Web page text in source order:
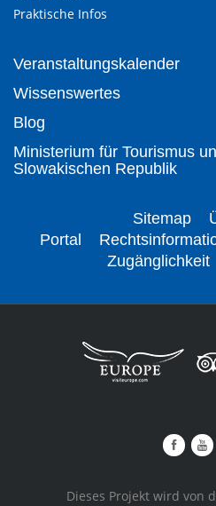
Praktische Infos
Veranstaltungskalender
Wissenswertes
Blog
Ministerium für Tourismus
Slowakischen Republik
Sitemap
Portal
Zugänglichkeit
Dieses Projekt wird von